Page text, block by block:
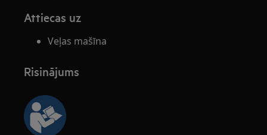
Attiecas uz
Veļas mašīna
Risinājums